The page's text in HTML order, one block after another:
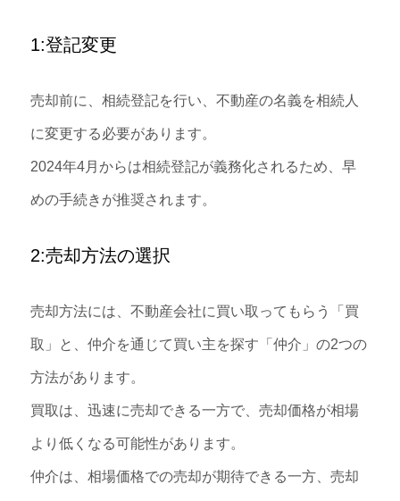
1:登記変更
売却前に、相続登記を行い、不動産の名義を相続人
に変更する必要があります。
2024年4月からは相続登記が義務化されるため、早
めの手続きが推奨されます。
2:売却方法の選択
売却方法には、不動産会社に買い取ってもらう「買
取」と、仲介を通じて買い主を探す「仲介」の2つの
方法があります。
買取は、迅速に売却できる一方で、売却価格が相場
より低くなる可能性があります。
仲介は、相場価格での売却が期待できる一方、売却